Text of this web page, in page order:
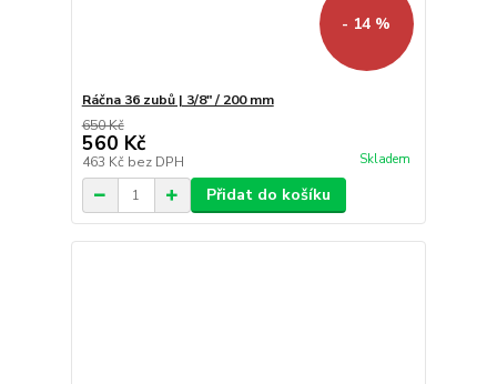
- 14 %
Ráčna 36 zubů | 3/8" / 200 mm
650 Kč
560 Kč
463 Kč bez DPH Skladem
Přidat do košíku